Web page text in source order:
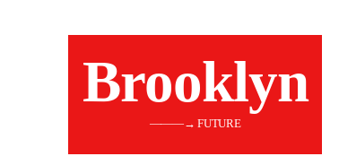
Brooklyn
———→ FUTURE